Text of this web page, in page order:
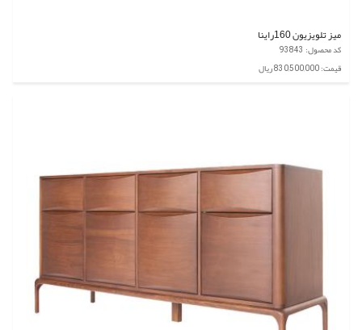
میز تلویزیون 160راینا
کد محصول: 93843
قیمت: 830,500,000 ریال